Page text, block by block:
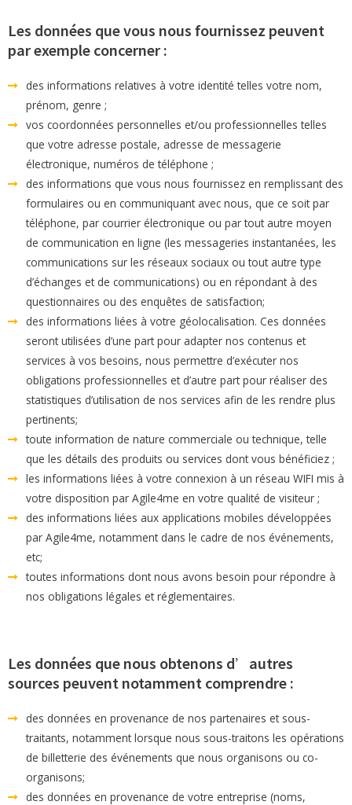
Les données que vous nous fournissez peuvent
par exemple concerner :
des informations relatives à votre identité telles votre nom,
prénom, genre ;
vos coordonnées personnelles et/ou professionnelles telles
que votre adresse postale, adresse de messagerie
électronique, numéros de téléphone ;
des informations que vous nous fournissez en remplissant des
formulaires ou en communiquant avec nous, que ce soit par
téléphone, par courrier électronique ou par tout autre moyen
de communication en ligne (les messageries instantanées, les
communications sur les réseaux sociaux ou tout autre type
d’échanges et de communications) ou en répondant à des
questionnaires ou des enquêtes de satisfaction;
des informations liées à votre géolocalisation. Ces données
seront utilisées d’une part pour adapter nos contenus et
services à vos besoins, nous permettre d’exécuter nos
obligations professionnelles et d’autre part pour réaliser des
statistiques d’utilisation de nos services afin de les rendre plus
pertinents;
toute information de nature commerciale ou technique, telle
que les détails des produits ou services dont vous bénéficiez ;
les informations liées à votre connexion à un réseau WIFI mis à
votre disposition par Agile4me en votre qualité de visiteur ;
des informations liées aux applications mobiles développées
par Agile4me, notamment dans le cadre de nos événements,
etc;
toutes informations dont nous avons besoin pour répondre à
nos obligations légales et réglementaires.
Les données que nous obtenons d’autres
sources peuvent notamment comprendre :
des données en provenance de nos partenaires et sous-
traitants, notamment lorsque nous sous-traitons les opérations
de billetterie des événements que nous organisons ou co-
organisons;
des données en provenance de votre entreprise (noms,